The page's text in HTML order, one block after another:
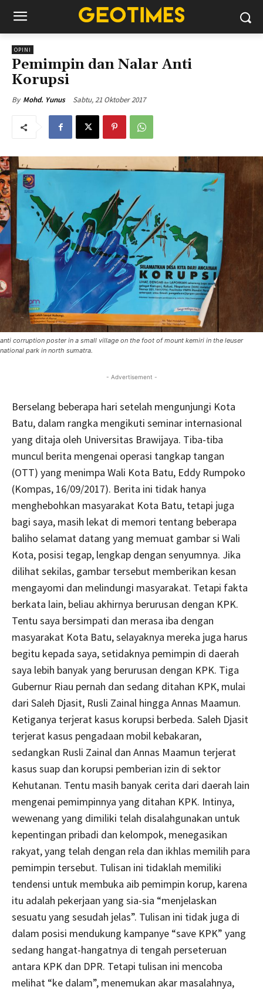
OPINI
Pemimpin dan Nalar Anti
Korupsi
By Mohd. Yunus Sabtu, 21 Oktober 2017
anti corruption poster in a small village on the foot of mount kemiri in the leuser
national park in north sumatra.
- Advertisement -
Berselang beberapa hari setelah mengunjungi Kota
Batu, dalam rangka mengikuti seminar internasional
yang ditaja oleh Universitas Brawijaya. Tiba-tiba
muncul berita mengenai operasi tangkap tangan
(OTT) yang menimpa Wali Kota Batu, Eddy Rumpoko
(Kompas, 16/09/2017). Berita ini tidak hanya
menghebohkan masyarakat Kota Batu, tetapi juga
bagi saya, masih lekat di memori tentang beberapa
baliho selamat datang yang memuat gambar si Wali
Kota, posisi tegap, lengkap dengan senyumnya. Jika
dilihat sekilas, gambar tersebut memberikan kesan
mengayomi dan melindungi masyarakat. Tetapi fakta
berkata lain, beliau akhirnya berurusan dengan KPK.
Tentu saya bersimpati dan merasa iba dengan
masyarakat Kota Batu, selayaknya mereka juga harus
begitu kepada saya, setidaknya pemimpin di daerah
saya lebih banyak yang berurusan dengan KPK. Tiga
Gubernur Riau pernah dan sedang ditahan KPK, mulai
dari Saleh Djasit, Rusli Zainal hingga Annas Maamun.
Ketiganya terjerat kasus korupsi berbeda. Saleh Djasit
terjerat kasus pengadaan mobil kebakaran,
sedangkan Rusli Zainal dan Annas Maamun terjerat
kasus suap dan korupsi pemberian izin di sektor
Kehutanan. Tentu masih banyak cerita dari daerah lain
mengenai pemimpinnya yang ditahan KPK. Intinya,
wewenang yang dimiliki telah disalahgunakan untuk
kepentingan pribadi dan kelompok, menegasikan
rakyat, yang telah dengan rela dan ikhlas memilih para
pemimpin tersebut. Tulisan ini tidaklah memiliki
tendensi untuk membuka aib pemimpin korup, karena
itu adalah pekerjaan yang sia-sia “menjelaskan
sesuatu yang sesudah jelas”. Tulisan ini tidak juga di
dalam posisi mendukung kampanye “save KPK” yang
sedang hangat-hangatnya di tengah perseteruan
antara KPK dan DPR. Tetapi tulisan ini mencoba
melihat “ke dalam”, menemukan akar masalahnya,